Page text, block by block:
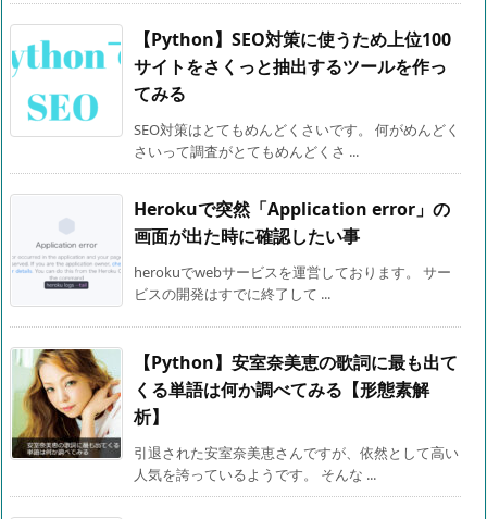
【Python】SEO対策に使うため上位100
サイトをさくっと抽出するツールを作っ
てみる
SEO対策はとてもめんどくさいです。 何がめんどく
さいって調査がとてもめんどくさ ...
Herokuで突然「Application error」の
画面が出た時に確認したい事
herokuでwebサービスを運営しております。 サー
ビスの開発はすでに終了して ...
【Python】安室奈美恵の歌詞に最も出て
くる単語は何か調べてみる【形態素解
析】
引退された安室奈美恵さんですが、依然として高い
人気を誇っているようです。 そんな ...